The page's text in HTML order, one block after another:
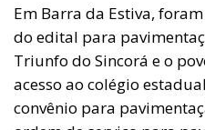
Em Barra da Estiva,
do edital para
Triunfo do Sincorá e o
acesso ao colégio
convênio para